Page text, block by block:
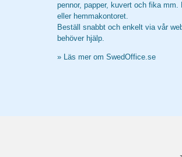
pennor, papper, kuvert och fika
eller hemmakontoret.
Beställ snabbt och enkelt via vår
behöver hjälp.
» Läs mer om SwedOffice.se